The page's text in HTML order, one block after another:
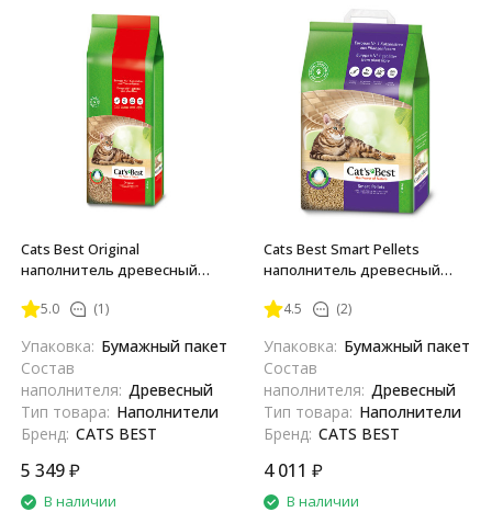
Cats Best Original
наполнитель древесный
туалетов - 40 л (17,2 кг)
5.0 (1)
Упаковка: Бумажный пакет
Состав
наполнителя: Древесный
Тип товара: Наполнители
Бренд: CATS BEST
5 349₽
В наличии
Cats Best Smart Pellets
наполнитель древесный
туалетов - 20 л (10 кг)
4.5 (2)
Упаковка: Бумажный пакет
Состав
наполнителя: Древесный
Тип товара: Наполнители
Бренд: CATS BEST
4 011 ₽
В наличии